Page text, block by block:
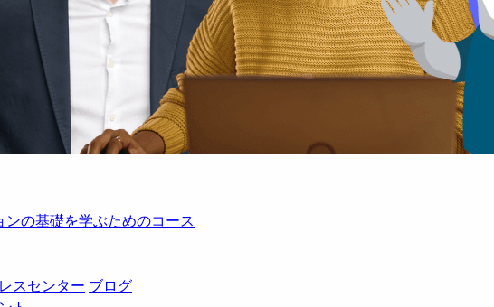
の基礎を学ぶためのコース
スセンター ブログ